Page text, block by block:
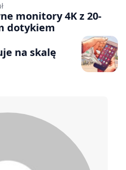
monitory 4K z 20-
dotykiem
na skalę